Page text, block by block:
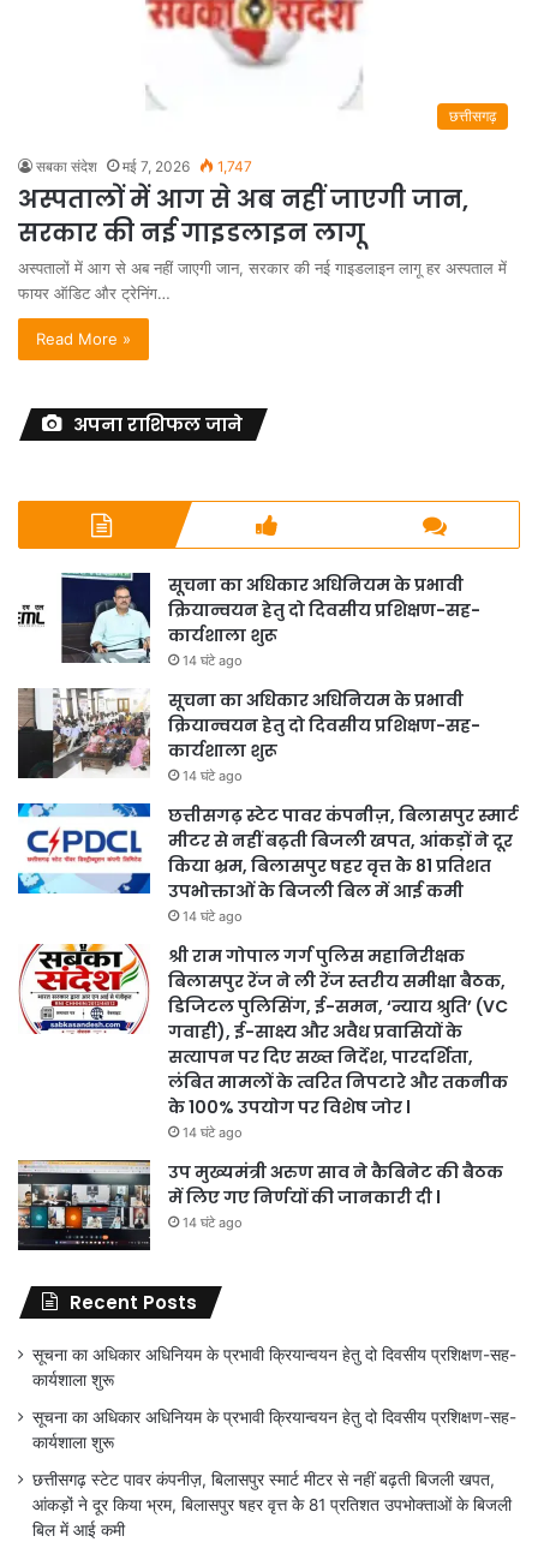
छत्तीसगढ़
सबका संदेश मई 7, 2026 1,747
अस्पतालों में आग से अब नहीं जाएगी जान,
सरकार की नई गाइडलाइन लागू
अस्पतालों में आग से अब नहीं जाएगी जान, सरकार की नई गाइडलाइन लागू हर अस्पताल में
फायर ऑडिट और ट्रेनिंग…
Read More »
अपना राशिफल जाने
सूचना का अधिकार अधिनियम के प्रभावी
क्रियान्वयन हेतु दो दिवसीय प्रशिक्षण-सह-
कार्यशाला शुरू
14 घंटे ago
सूचना का अधिकार अधिनियम के प्रभावी
क्रियान्वयन हेतु दो दिवसीय प्रशिक्षण-सह-
कार्यशाला शुरू
14 घंटे ago
छत्तीसगढ़ स्टेट पावर कंपनीज़, बिलासपुर स्मार्ट
मीटर से नहीं बढ़ती बिजली खपत, आंकड़ों ने दूर
किया भ्रम, बिलासपुर षहर वृत्त केे 81 प्रतिशत
उपभोक्ताओं के बिजली बिल में आई कमी
14 घंटे ago
श्री राम गोपाल गर्ग पुलिस महानिरीक्षक
बिलासपुर रेंज ने ली रेंज स्तरीय समीक्षा बैठक,
डिजिटल पुलिसिंग, ई-समन, ‘न्याय श्रुति’ (VC
गवाही), ई-साक्ष्य और अवैध प्रवासियों के
सत्यापन पर दिए सख्त निर्देश, पारदर्शिता,
लंबित मामलों के त्वरित निपटारे और तकनीक
के 100% उपयोग पर विशेष जोर l
14 घंटे ago
उप मुख्यमंत्री अरुण साव ने कैबिनेट की बैठक
में लिए गए निर्णयों की जानकारी दी l
14 घंटे ago
Recent Posts
सूचना का अधिकार अधिनियम के प्रभावी क्रियान्वयन हेतु दो दिवसीय प्रशिक्षण-सह-
कार्यशाला शुरू
सूचना का अधिकार अधिनियम के प्रभावी क्रियान्वयन हेतु दो दिवसीय प्रशिक्षण-सह-
कार्यशाला शुरू
छत्तीसगढ़ स्टेट पावर कंपनीज़, बिलासपुर स्मार्ट मीटर से नहीं बढ़ती बिजली खपत,
आंकड़ों ने दूर किया भ्रम, बिलासपुर षहर वृत्त केे 81 प्रतिशत उपभोक्ताओं के बिजली
बिल में आई कमी